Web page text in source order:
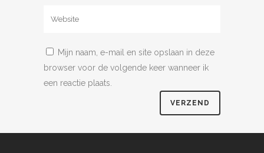
Mijn naam, e-mail en site opslaan in deze
browser voor de volgende keer wanneer ik
een reactie plaats.